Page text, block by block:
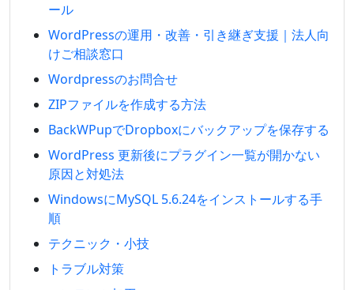
ール
WordPressの運用・改善・引き継ぎ支援｜法人向
けご相談窓口
Wordpressのお問合せ
ZIPファイルを作成する方法
BackWPupでDropboxにバックアップを保存する
WordPress 更新後にプラグイン一覧が開かない
原因と対処法
WindowsにMySQL 5.6.24をインストールする手
順
テクニック・小技
トラブル対策